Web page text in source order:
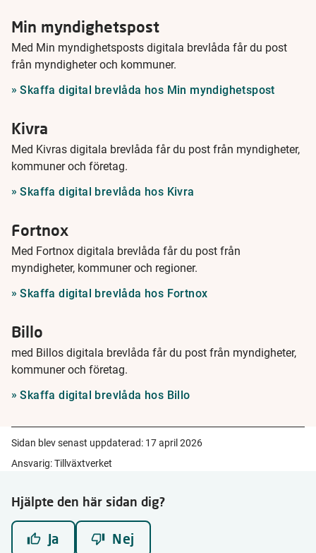
Min myndighetspost
Med Min myndighetsposts digitala brevlåda får du post
från myndigheter och kommuner.
Skaffa digital brevlåda hos Min myndighetspost
Kivra
Med Kivras digitala brevlåda får du post från myndigheter,
kommuner och företag.
Skaffa digital brevlåda hos Kivra
Fortnox
Med Fortnox digitala brevlåda får du post från
myndigheter, kommuner och regioner.
Skaffa digital brevlåda hos Fortnox
Billo
med Billos digitala brevlåda får du post från myndigheter,
kommuner och företag.
Skaffa digital brevlåda hos Billo
Sidan blev senast uppdaterad: 17 april 2026
Ansvarig: Tillväxtverket
Hjälpte den här sidan dig?
Ja Nej